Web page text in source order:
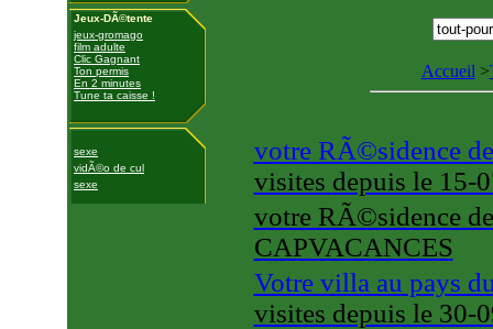
Jeux-DÃ©tente
jeux-gromago
film adulte
Clic Gagnant
Ton permis
En 2 minutes
Tune ta caisse !
sexe
vidÃ©o de cul
sexe
Accueil >
votre RÃ©sidence
visites depuis le 15-
votre RÃ©sidence
CAPVACANCES
Votre villa au pays
visites depuis le 30-